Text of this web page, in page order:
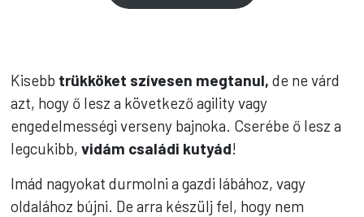
Kisebb trükköket szívesen megtanul, de ne várd
azt, hogy ő lesz a következő agility vagy
engedelmességi verseny bajnoka. Cserébe ő lesz a
legcukibb,vidám családi kutyád!
Imád nagyokat durmolni a gazdi lábához, vagy
oldalához bújni. De arra készülj fel, hogy nem